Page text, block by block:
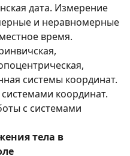
дата. Измерение
и неравномерные
время.
системы координат.
координат.
с системами
тела в